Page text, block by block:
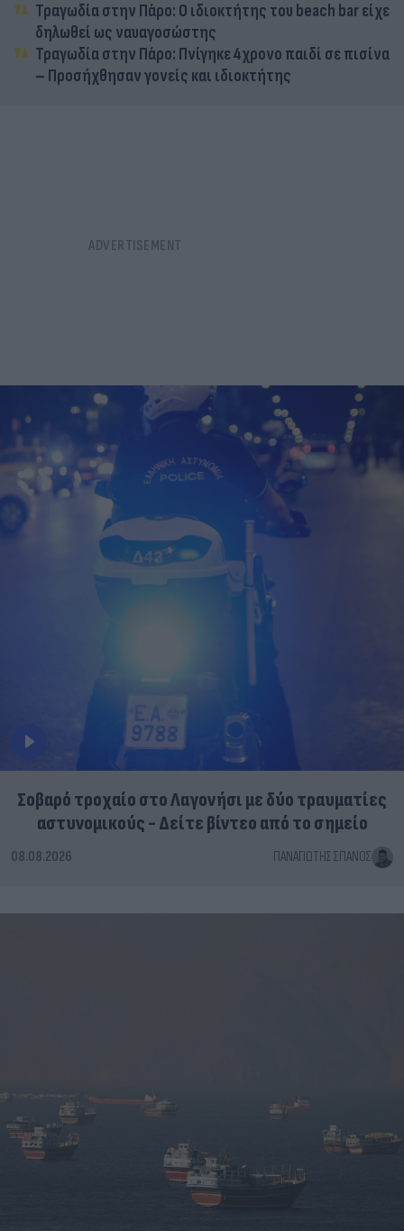
Τραγωδία στην Πάρο: Ο ιδιοκτήτης του beach bar είχε
δηλωθεί ως ναυαγοσώστης
Τραγωδία στην Πάρο: Πνίγηκε 4χρονο παιδί σε πισίνα
– Προσήχθησαν γονείς και ιδιοκτήτης
Σοβαρό τροχαίο στο Λαγονήσι με δύο τραυματίες
αστυνομικούς - Δείτε βίντεο από το σημείο
08.08.2026 ΠΑΝΑΓΙΏΤΗΣ ΣΠΑΝΌΣ